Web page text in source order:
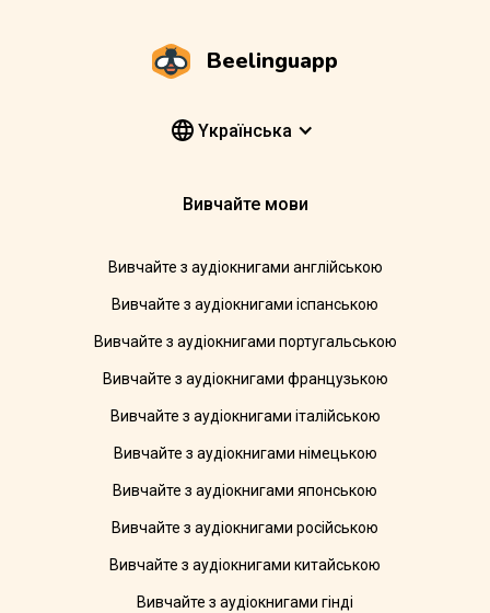
Beelinguapp
Yкраїнська
Вивчайте мови
Вивчайте з аудіокнигами англійською
Вивчайте з аудіокнигами іспанською
Вивчайте з аудіокнигами португальською
Вивчайте з аудіокнигами французькою
Вивчайте з аудіокнигами італійською
Вивчайте з аудіокнигами німецькою
Вивчайте з аудіокнигами японською
Вивчайте з аудіокнигами російською
Вивчайте з аудіокнигами китайською
Вивчайте з аудіокнигами гінді